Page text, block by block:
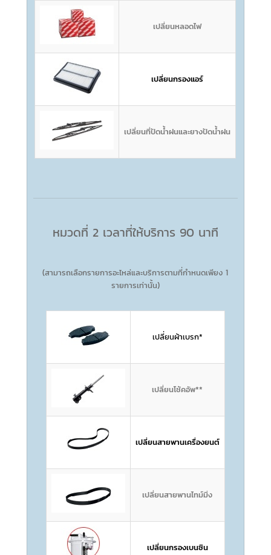
เปลี่ยนหลอดไฟ
เปลี่ยนกรองแอร์
เปลี่ยนที่ปัดน้ำฝนและยางปัดน้ำฝน
หมวดที่ 2 เวลาที่ให้บริการ 90 นาที
(สามารถเลือกรายการอะไหล่และบริการตามที่กำหนดเพียง 1
รายการเท่านั้น)
เปลี่ยนผ้าเบรก*
เปลี่ยนโช้คอัพ**
เปลี่ยนสายพานเครื่องยนต์
เปลี่ยนสายพานไทม์มิ่ง
เปลี่ยนกรองเบนซิน